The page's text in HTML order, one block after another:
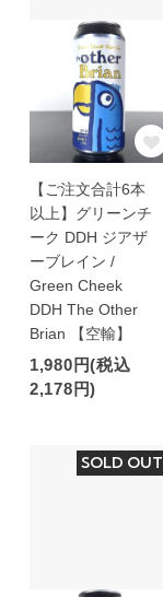
【ご注文合計6本
以上】グリーンチ
ーク DDH ジアザ
ーブレイン /
Green Cheek
DDH The Other
Brian 【空輸】
1,980円(税込
2,178円)
SOLD OUT